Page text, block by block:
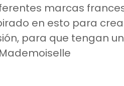
marcas
en esto para
para que tengan